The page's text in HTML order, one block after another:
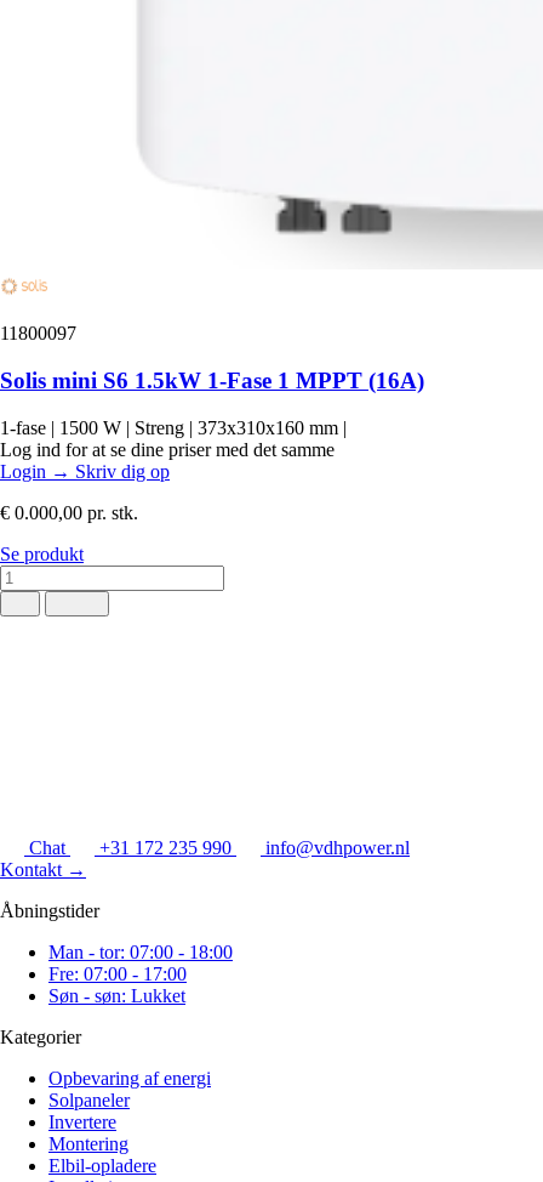
11800097
Solis mini S6 1.5kW 1-Fase 1 MPPT (16A)
1-fase | 1500 W | Streng | 373x310x160 mm |
Log ind for at se dine priser med det samme
Login → Skriv dig op
€ 0.000,00 pr. stk.
Se produkt
Chat +31 172 235 990
info@vdhpower.nl
Kontakt →
Åbningstider
Man - tor: 07:00 - 18:00
Fre: 07:00 - 17:00
Søn - søn: Lukket
Kategorier
Opbevaring af energi
Solpaneler
Invertere
Montering
Elbil-opladere